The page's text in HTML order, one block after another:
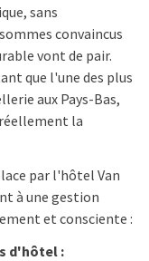
sans
convaincus
vont de pair.
que l'une des plus
aux Pays-Bas,
la
par l'hôtel Van
à une gestion
et consciente :
d'hôtel :